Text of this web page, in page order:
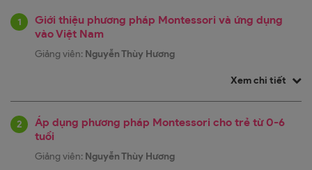
1
Giới thiệu phương pháp Montessori và ứng dụng
vào Việt Nam
Giảng viên: Nguyễn Thùy Hương
Xem chi tiết
2
Áp dụng phương pháp Montessori cho trẻ từ 0-6
tuổi
Giảng viên: Nguyễn Thùy Hương